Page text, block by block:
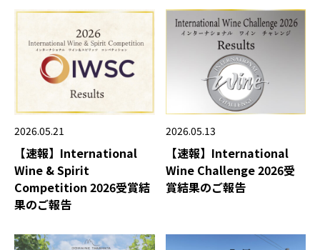
2026.05.21
【速報】International
Wine & Spirit
Competition 2026受賞結
果のご報告
2026.05.13
【速報】International
Wine Challenge 2026受
賞結果のご報告